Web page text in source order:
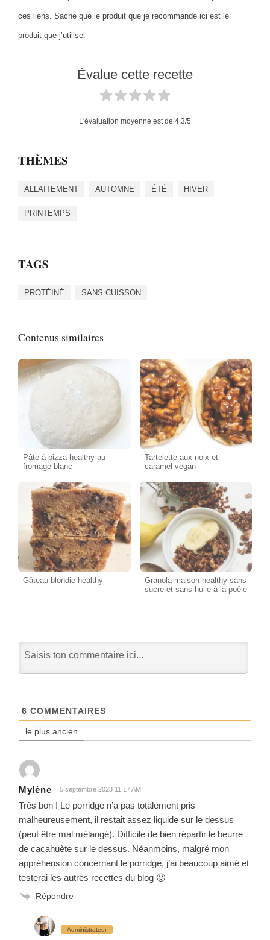
ces liens. Sache que le produit que je recommande ici est le
produit que j’utilise.
Évalue cette recette
L'évaluation moyenne est de 4.3/5
THÈMES
ALLAITEMENT AUTOMNE ÉTÉ HIVER
PRINTEMPS
TAGS
PROTÉINÉ SANS CUISSON
Contenus similaires
Pâte à pizza healthy au
fromage blanc
Tartelette aux noix et
caramel vegan
Gâteau blondie healthy
Granola maison healthy sans
sucre et sans huile à la poêle
6 COMMENTAIRES
le plus ancien
Mylène 5 septembre 2023 11:17 AM
Très bon ! Le porridge n’a pas totalement pris
malheureusement, il restait assez liquide sur le dessus
(peut être mal mélangé). Difficile de bien répartir le beurre
de cacahuète sur le dessus. Néanmoins, malgré mon
appréhension concernant le porridge, j’ai beaucoup aimé et
testerai les autres recettes du blog 🙂
Répondre
Administrateur